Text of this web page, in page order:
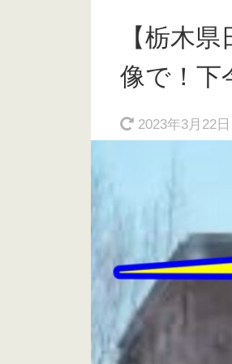
【栃木
像で！下
2023年3月22日